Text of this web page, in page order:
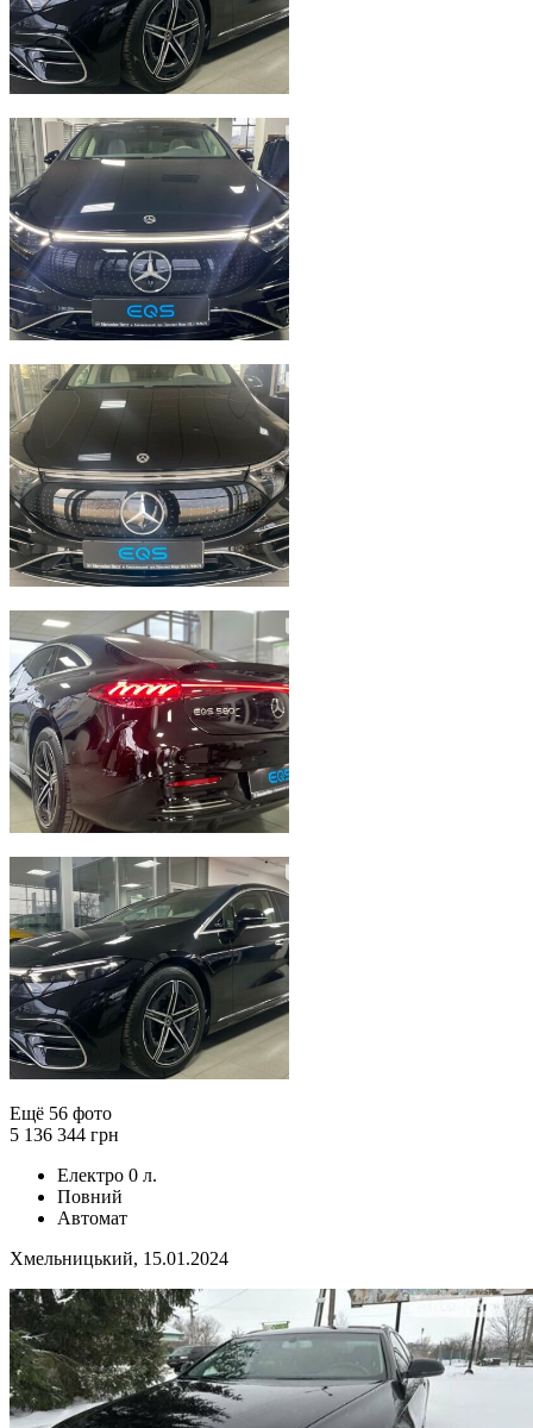
Ещё 56 фото
5 136 344 грн
Електро 0 л.
Повний
Автомат
Хмельницький, 15.01.2024